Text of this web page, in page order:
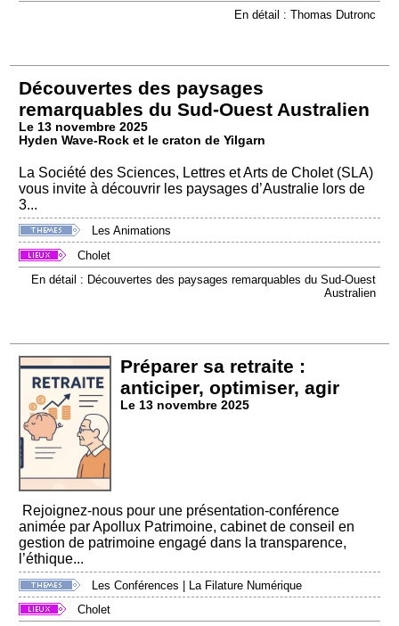
En détail : Thomas Dutronc
Découvertes des paysages
remarquables du Sud-Ouest Australien
Le 13 novembre 2025
Hyden Wave-Rock et le craton de Yilgarn
La Société des Sciences, Lettres et Arts de Cholet (SLA)
vous invite à découvrir les paysages d’Australie lors de
3...
Les Animations
Cholet
En détail : Découvertes des paysages remarquables du Sud-Ouest
Australien
Préparer sa retraite :
anticiper, optimiser, agir
Le 13 novembre 2025
Rejoignez-nous pour une présentation-conférence
animée par Apollux Patrimoine, cabinet de conseil en
gestion de patrimoine engagé dans la transparence,
l’éthique...
Les Conférences
La Filature Numérique
Cholet